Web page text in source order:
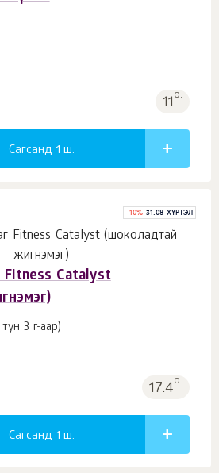
11о.
Сагсанд 1 ш.
-10% 31.08 ХҮРТЭЛ
Fitness Catalyst
3 г-аар)
17.4о.
Сагсанд 1 ш.